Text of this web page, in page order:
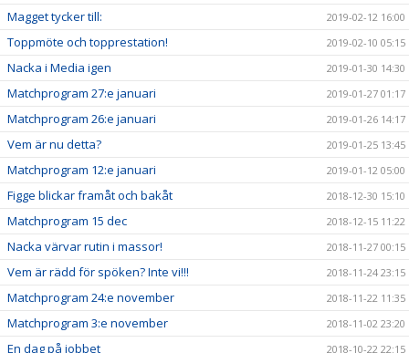
Magget tycker till: 2019-02-12 16:00
Toppmöte och topprestation! 2019-02-10 05:15
Nacka i Media igen 2019-01-30 14:30
Matchprogram 27:e januari 2019-01-27 01:17
Matchprogram 26:e januari 2019-01-26 14:17
Vem är nu detta? 2019-01-25 13:45
Matchprogram 12:e januari 2019-01-12 05:00
Figge blickar framåt och bakåt 2018-12-30 15:10
Matchprogram 15 dec 2018-12-15 11:22
Nacka värvar rutin i massor! 2018-11-27 00:15
Vem är rädd för spöken? Inte vi!!! 2018-11-24 23:15
Matchprogram 24:e november 2018-11-22 11:35
Matchprogram 3:e november 2018-11-02 23:20
En dag på jobbet 2018-10-22 22:15